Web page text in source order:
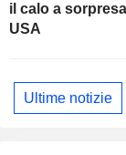
il calo a
USA
Ultime notizie